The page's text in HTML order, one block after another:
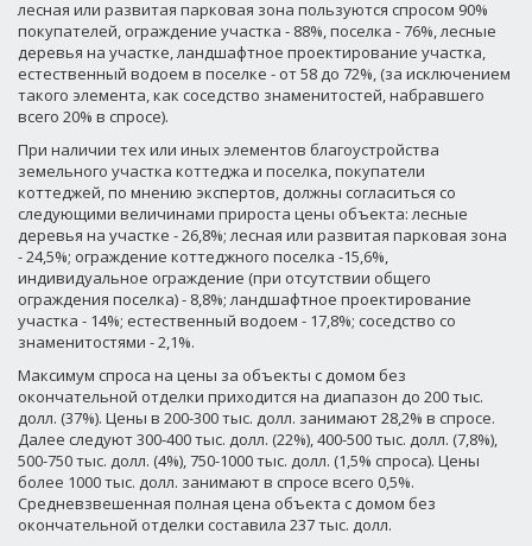
лесная или развитая парковая зона пользуются спросом 90%
покупателей, ограждение участка - 88%, поселка - 76%, лесные
деревья на участке, ландшафтное проектирование участка,
естественный водоем в поселке - от 58 до 72%, (за исключением
такого элемента, как соседство знаменитостей, набравшего
всего 20% в спросе).
При наличии тех или иных элементов благоустройства
земельного участка коттеджа и поселка, покупатели
коттеджей, по мнению экспертов, должны согласиться со
следующими величинами прироста цены объекта: лесные
деревья на участке - 26,8%; лесная или развитая парковая зона
- 24,5%; ограждение коттеджного поселка -15,6%,
индивидуальное ограждение (при отсутствии общего
ограждения поселка) - 8,8%; ландшафтное проектирование
участка - 14%; естественный водоем - 17,8%; соседство со
знаменитостями - 2,1%.
Максимум спроса на цены за объекты с домом без
окончательной отделки приходится на диапазон до 200 тыс.
долл. (37%). Цены в 200-300 тыс. долл. занимают 28,2% в спросе.
Далее следуют 300-400 тыс. долл. (22%), 400-500 тыс. долл. (7,8%),
500-750 тыс. долл. (4%), 750-1000 тыс. долл. (1,5% спроса). Цены
более 1000 тыс. долл. занимают в спросе всего 0,5%.
Средневзвешенная полная цена объекта с домом без
окончательной отделки составила 237 тыс. долл.